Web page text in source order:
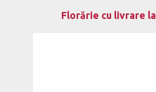
Florărie cu livrare